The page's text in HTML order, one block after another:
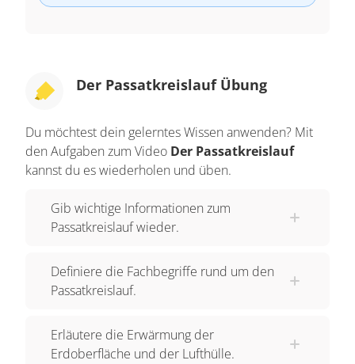
Der Passatkreislauf Übung
Du möchtest dein gelerntes Wissen anwenden? Mit
den Aufgaben zum Video Der Passatkreislauf
kannst du es wiederholen und üben.
Gib wichtige Informationen zum
Passatkreislauf wieder.
Definiere die Fachbegriffe rund um den
Passatkreislauf.
Erläutere die Erwärmung der
Erdoberfläche und der Lufthülle.